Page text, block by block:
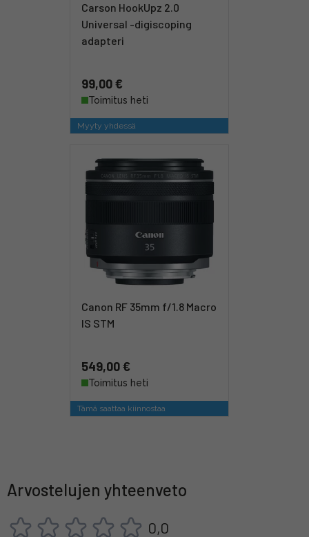
Carson HookUpz 2.0
Universal -digiscoping
adapteri
99,00 €
Toimitus heti
Myyty yhdessä
Canon RF 35mm f/1.8 Macro
IS STM
549,00 €
Toimitus heti
Tämä saattaa kiinnostaa
Arvostelujen yhteenveto
0,0